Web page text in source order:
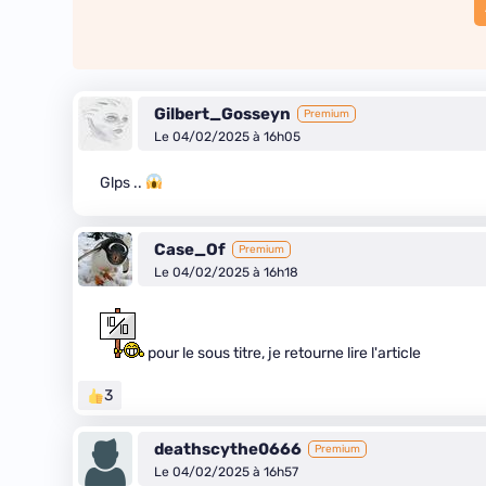
Gilbert_Gosseyn Premium
Le 04/02/2025 à 16h05
Glps ..
Case_Of Premium
Le 04/02/2025 à 16h18
pour le sous titre, je retourne lire l'article
3
deathscythe0666 Premium
Le 04/02/2025 à 16h57